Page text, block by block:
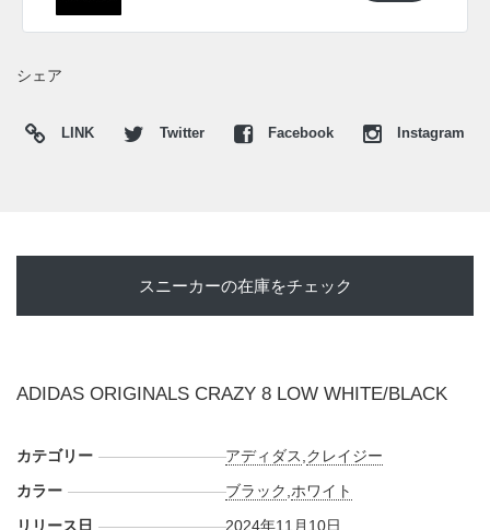
シェア
LINK Twitter Facebook Instagram
スニーカーの在庫をチェック
ADIDAS ORIGINALS CRAZY 8 LOW WHITE/BLACK
カテゴリー アディダス クレイジー
カラー
ブラック ホワイト
リリース日
2024年11月10日